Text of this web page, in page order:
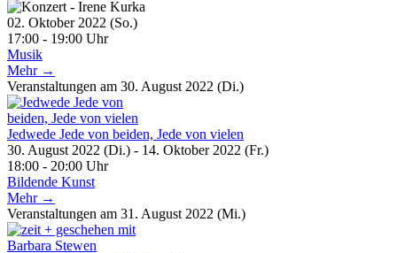
02. Oktober 2022 (So.)
17:00 - 19:00 Uhr
Musik
Mehr →
Veranstaltungen am 30. August 2022 (Di.)
Jedwede Jede von beiden, Jede von vielen
30. August 2022 (Di.) - 14. Oktober 2022 (Fr.)
18:00 - 20:00 Uhr
Bildende Kunst
Mehr →
Veranstaltungen am 31. August 2022 (Mi.)